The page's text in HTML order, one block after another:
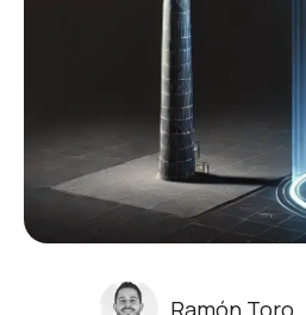
Ramón Toro